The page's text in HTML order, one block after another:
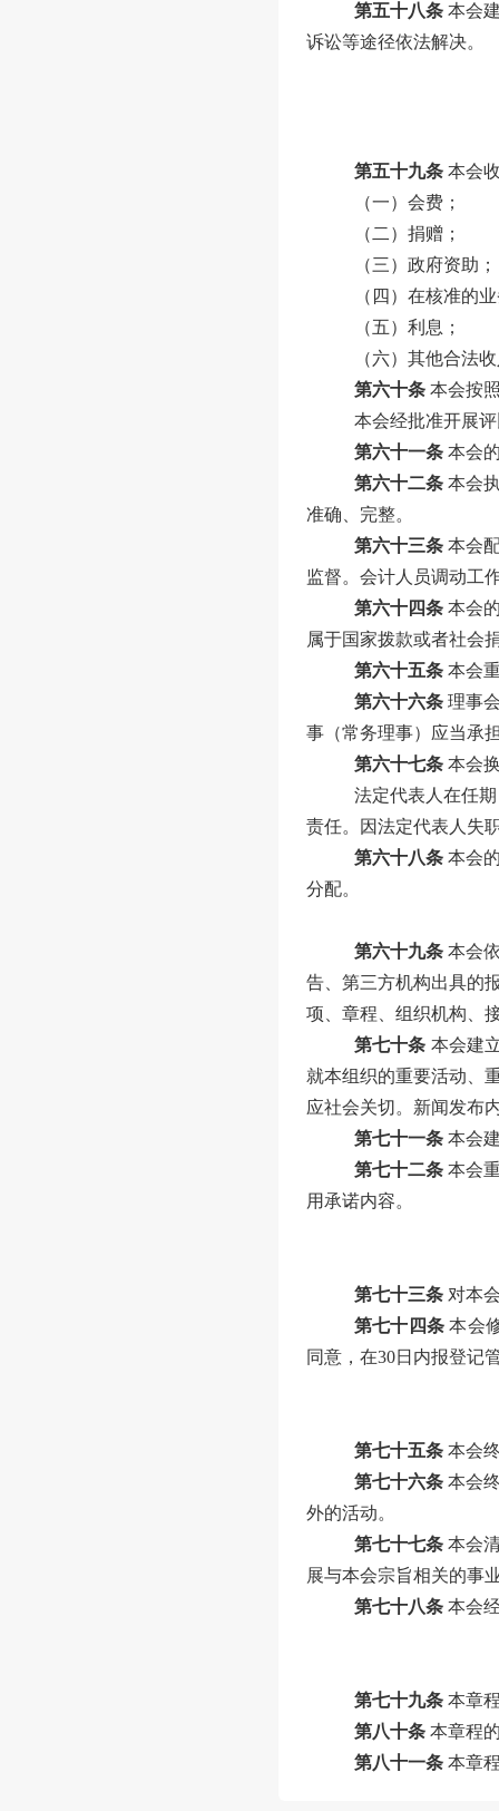
第五十八条 本会
诉讼等途径依法解决。
第五十九条 本会
（一）会费；
（二）捐赠；
（三）政府资助；
（四）在核准的
（五）利息；
（六）其他合法
第六十条 本会按
本会经批准开展
第六十一条 本会
第六十二条 本会
准确、完整。
第六十三条 本会
监督。会计人员调动工
第六十四条 本会
属于国家拨款或者社会
第六十五条 本会
第六十六条 理事
事（常务理事）应当承
第六十七条 本会
法定代表人在任
责任。因法定代表人失
第六十八条 本会
分配。
第六十九条 本会
告、第三方机构出具的
项、章程、组织机构、
第七十条 本会建
就本组织的重要活动、
应社会关切。新闻发布
第七十一条 本会
第七十二条 本会
用承诺内容。
第七十三条 对本
第七十四条 本会
同意，在30日内报登记
第七十五条 本会
第七十六条 本会
外的活动。
第七十七条 本会
展与本会宗旨相关的事
第七十八条 本会
第七十九条 本章
第八十条 本章程
第八十一条 本章